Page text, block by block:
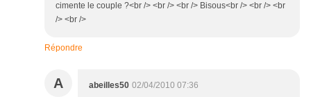
cimente le couple ?<br /> <br /> <br /> Bisous<br /> <br /> <br
/> <br />
Répondre
A abeilles50 02/04/2010 07:36